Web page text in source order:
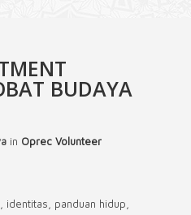
BUDAYA
in Oprec Volunteer
identitas, panduan hidup,